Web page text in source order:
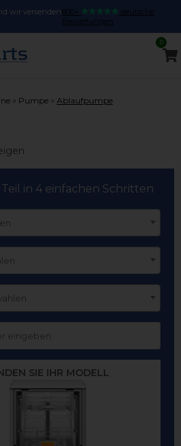
wir versenden800+
deutsche
Bewertungen
0
» Pumpe » Ablaufpumpe
in 4 einfachen Schritten
SIE IHR MODELL